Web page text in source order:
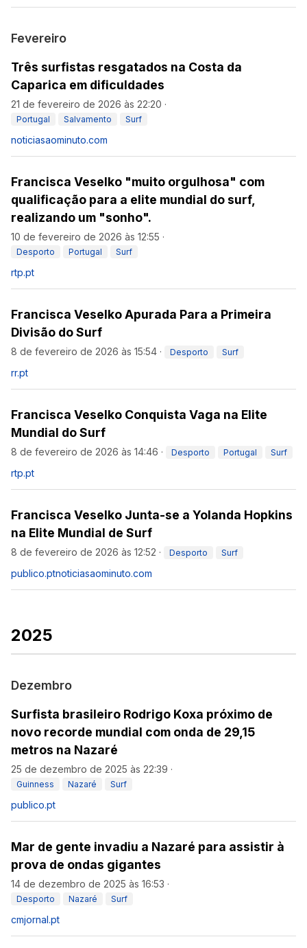
Fevereiro
Três surfistas resgatados na Costa da
Caparica em dificuldades
21 de fevereiro de 2026 às 22:20 ·
Portugal Salvamento Surf
noticiasaominuto.com
Francisca Veselko "muito orgulhosa" com
qualificação para a elite mundial do surf,
realizando um "sonho".
10 de fevereiro de 2026 às 12:55 ·
Desporto Portugal Surf
rtp.pt
Francisca Veselko Apurada Para a Primeira
Divisão do Surf
8 de fevereiro de 2026 às 15:54 · Desporto Surf
rr.pt
Francisca Veselko Conquista Vaga na Elite
Mundial do Surf
8 de fevereiro de 2026 às 14:46 · Desporto Portugal Surf
rtp.pt
Francisca Veselko Junta-se a Yolanda Hopkins
na Elite Mundial de Surf
8 de fevereiro de 2026 às 12:52 · Desporto Surf
publico.ptnoticiasaominuto.com
2025
Dezembro
Surfista brasileiro Rodrigo Koxa próximo de
novo recorde mundial com onda de 29,15
metros na Nazaré
25 de dezembro de 2025 às 22:39 ·
Guinness Nazaré Surf
publico.pt
Mar de gente invadiu a Nazaré para assistir à
prova de ondas gigantes
14 de dezembro de 2025 às 16:53 ·
Desporto Nazaré Surf
cmjornal.pt